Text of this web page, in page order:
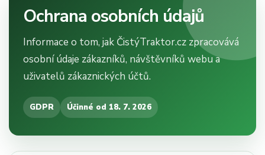
Ochrana osobních údajů
Informace o tom, jak ČistýTraktor.cz zpracovává
osobní údaje zákazníků, návštěvníků webu a
uživatelů zákaznických účtů.
GDPR Účinné od 18. 7. 2026